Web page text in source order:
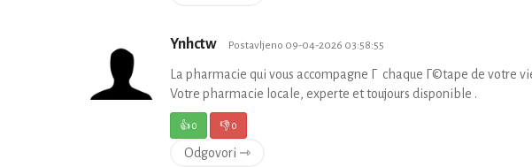
Ynhctw Postavljeno 09-04-2026 03:58:55
La pharmacie qui vous accompagne Г chaque Г©tape de
Votre pharmacie locale, experte et toujours disponible .
👍0 👎0
Odgovori ⇾